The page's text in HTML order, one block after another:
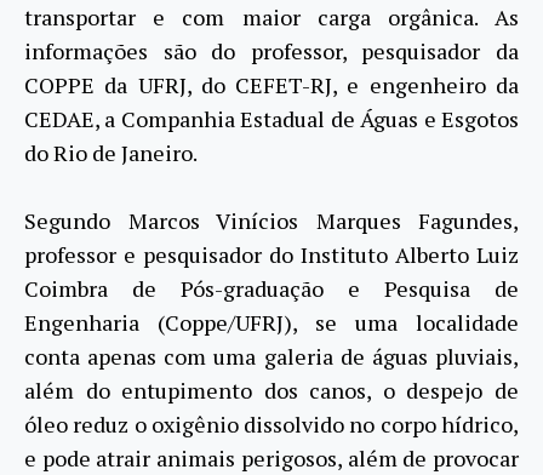
transportar e com maior carga orgânica. As
informações são do professor, pesquisador da
COPPE da UFRJ, do CEFET-RJ, e engenheiro da
CEDAE, a Companhia Estadual de Águas e Esgotos
do Rio de Janeiro.
Segundo Marcos Vinícios Marques Fagundes,
professor e pesquisador do Instituto Alberto Luiz
Coimbra de Pós-graduação e Pesquisa de
Engenharia (Coppe/UFRJ), se uma localidade
conta apenas com uma galeria de águas pluviais,
além do entupimento dos canos, o despejo de
óleo reduz o oxigênio dissolvido no corpo hídrico,
e pode atrair animais perigosos, além de provocar